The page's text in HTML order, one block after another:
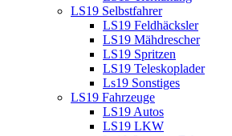
LS19 Selbstfahrer
LS19 Feldhäcksler
LS19 Mähdrescher
LS19 Spritzen
LS19 Teleskoplader
Ls19 Sonstiges
LS19 Fahrzeuge
LS19 Autos
LS19 LKW